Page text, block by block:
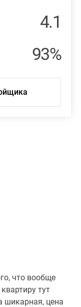
4.1
93%
что вообще
тут
шикарная, цена